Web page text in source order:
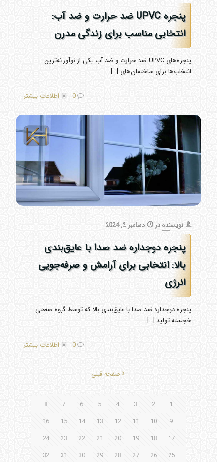
پنجره UPVC ضد حرارت و ضد آب:
انتخابی مناسب برای زندگی مدرن
پنجره‌های UPVC ضد حرارت و ضد آب یکی از نوآورانه‌ترین
انتخاب‌ها برای ساختمان‌های […]
0 اطلاعات بیشتر
نویسندهدر دسامبر 2, 2024
پنجره دوجداره ضد صدا با عایق‌بندی
بالا: انتخابی برای آرامش و صرفه‌جویی
انرژی
پنجره دوجداره ضد صدا با عایق‌بندی بالا که توسط گروه صنعتی
خجسته تولید […]
0 اطلاعات بیشتر
صفحه قبلی
1
2
3
4
5
6
7
8
9
10
11
12
13
14
15
16
17
18
19
20
21
22
23
24
25
26
27
28
29
30
31
32